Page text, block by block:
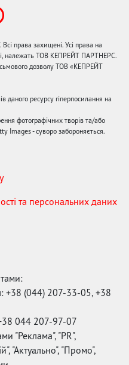
права захищені. Усі права на
належать ТОВ КЕПРЕЙТ ПАРТНЕРС.
дозволу ТОВ «КЕПРЕЙТ
даного ресурсу гіперпосилання на
фотографічних творів та/або
Images - суворо забороняється.
та персональних даних
+38 (044) 207-33-05, +38
044 207-97-07
"Реклама", "PR",
"Актуально", "Промо",